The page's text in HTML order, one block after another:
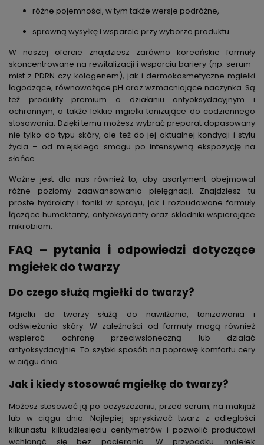
różne pojemności, w tym także wersje podróżne,
sprawną wysyłkę i wsparcie przy wyborze produktu.
W naszej ofercie znajdziesz zarówno koreańskie formuły
skoncentrowane na rewitalizacji i wsparciu bariery (np. serum-
mist z PDRN czy kolagenem), jak i dermokosmetyczne mgiełki
łagodzące, równoważące pH oraz wzmacniające naczynka. Są
też produkty premium o działaniu antyoksydacyjnym i
ochronnym, a także lekkie mgiełki tonizujące do codziennego
stosowania. Dzięki temu możesz wybrać preparat dopasowany
nie tylko do typu skóry, ale też do jej aktualnej kondycji i stylu
życia – od miejskiego smogu po intensywną ekspozycję na
słońce.
Ważne jest dla nas również to, aby asortyment obejmował
różne poziomy zaawansowania pielęgnacji. Znajdziesz tu
proste hydrolaty i toniki w sprayu, jak i rozbudowane formuły
łączące humektanty, antyoksydanty oraz składniki wspierające
mikrobiom.
FAQ – pytania i odpowiedzi dotyczące
mgiełek do twarzy
Do czego służą mgiełki do twarzy?
Mgiełki do twarzy służą do nawilżania, tonizowania i
odświeżania skóry. W zależności od formuły mogą również
wspierać ochronę przeciwsłoneczną lub działać
antyoksydacyjnie. To szybki sposób na poprawę komfortu cery
w ciągu dnia.
Jak i kiedy stosować mgiełkę do twarzy?
Możesz stosować ją po oczyszczaniu, przed serum, na makijaż
lub w ciągu dnia. Najlepiej spryskiwać twarz z odległości
kilkunastu–kilkudziesięciu centymetrów i pozwolić produktowi
wchłonąć się bez pocierania. W przypadku mgiełek